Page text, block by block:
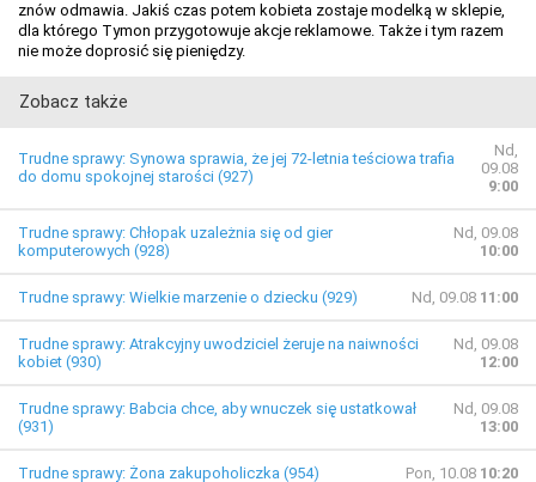
znów odmawia. Jakiś czas potem kobieta zostaje modelką w sklepie,
dla którego Tymon przygotowuje akcje reklamowe. Także i tym razem
nie może doprosić się pieniędzy.
Zobacz także
Trudne sprawy: Synowa sprawia, że jej 72-letnia teściowa trafia
do domu spokojnej starości (927)
Nd,
09.08
9:00
Trudne sprawy: Chłopak uzależnia się od gier
komputerowych (928)
Nd, 09.08
10:00
Trudne sprawy: Wielkie marzenie o dziecku (929) Nd, 09.08 11:00
Trudne sprawy: Atrakcyjny uwodziciel żeruje na naiwności
kobiet (930)
Nd, 09.08
12:00
Trudne sprawy: Babcia chce, aby wnuczek się ustatkował
(931)
Nd, 09.08
13:00
Trudne sprawy: Żona zakupoholiczka (954) Pon, 10.08 10:20